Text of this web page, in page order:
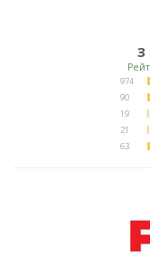
З